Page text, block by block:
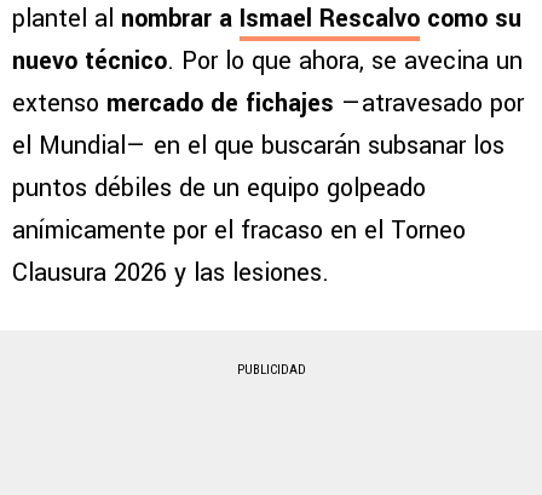
plantel al nombrar a Ismael Rescalvo como su
nuevo técnico. Por lo que ahora, se avecina un
extenso mercado de fichajes —atravesado por
el Mundial— en el que buscarán subsanar los
puntos débiles de un equipo golpeado
anímicamente por el fracaso en el Torneo
Clausura 2026 y las lesiones.
PUBLICIDAD